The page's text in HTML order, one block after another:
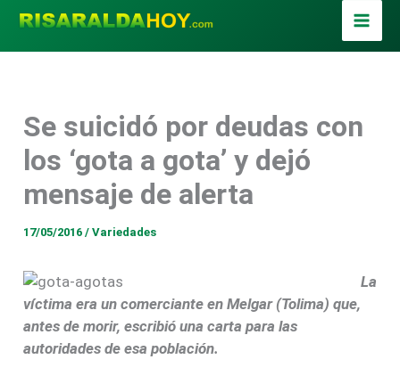
Se suicidó por deudas con
los ‘gota a gota’ y dejó
mensaje de alerta
17/05/2016/Variedades
La
víctima era un comerciante en Melgar (Tolima) que,
antes de morir, escribió una carta para las
autoridades de esa población.